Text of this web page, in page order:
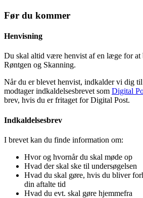
Før du kommer
Henvisning
Du skal altid være henvist af en læge for at
Røntgen og Skanning.
Når du er blevet henvist, indkalder vi dig
modtager indkaldelsesbrevet som Digital
brev, hvis du er fritaget for Digital Post.
Indkaldelsesbrev
I brevet kan du finde information om:
Hvor og hvornår du skal møde op
Hvad der skal ske til undersøgelsen
Hvad du skal gøre, hvis du bliver
din aftalte tid
Hvad du evt. skal gøre hjemmefra